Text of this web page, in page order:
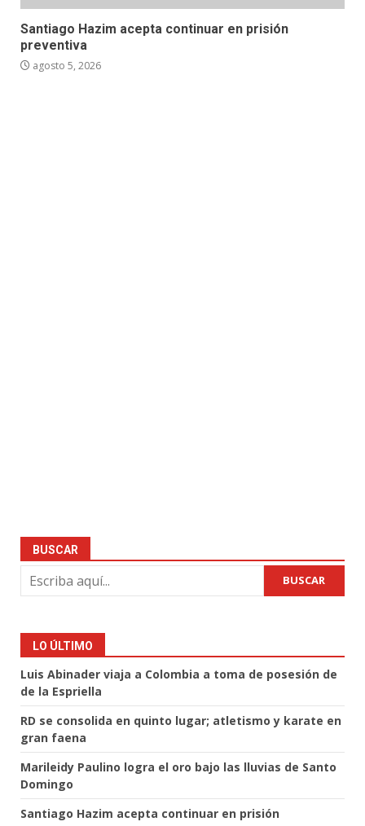
Santiago Hazim acepta continuar en prisión
preventiva
agosto 5, 2026
BUSCAR
BUSCAR
LO ÚLTIMO
Luis Abinader viaja a Colombia a toma de posesión de
de la Espriella
RD se consolida en quinto lugar; atletismo y karate en
gran faena
Marileidy Paulino logra el oro bajo las lluvias de Santo
Domingo
Santiago Hazim acepta continuar en prisión